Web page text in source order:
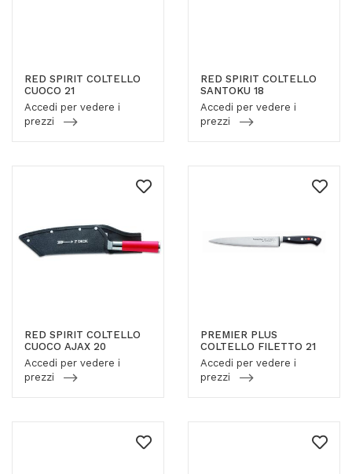
RED SPIRIT COLTELLO
CUOCO 21
Accedi per vedere i
prezzi
RED SPIRIT COLTELLO
SANTOKU 18
Accedi per vedere i
prezzi
RED SPIRIT COLTELLO
CUOCO AJAX 20
Accedi per vedere i
prezzi
PREMIER PLUS
COLTELLO FILETTO 21
Accedi per vedere i
prezzi